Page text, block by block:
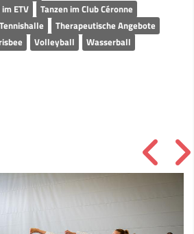
ETV
Tanzen im Club Céronne
Tennishalle
Therapeutische Angebote
Volleyball Wasserball